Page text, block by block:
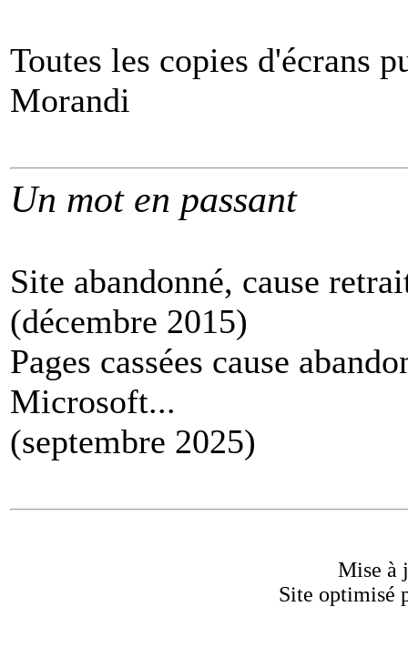
Toutes les copies d'écrans
Morandi
Un mot en passant
Site abandonné, cause
(décembre 2015)
Pages cassées cause
Microsoft...
(septembre 2025)
Mise à
Site optimisé